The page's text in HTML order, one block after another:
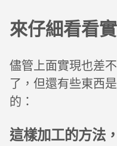
來仔細看看
儘管上面實現也差
了，但還有些東西
的：
這樣加工的方法